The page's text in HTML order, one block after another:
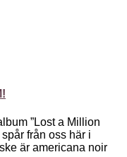
”Lost a Million
från oss här i
är americana noir